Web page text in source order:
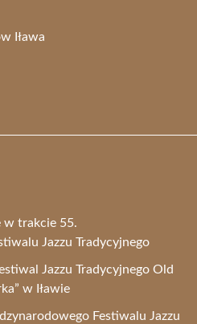
Iława
w trakcie 55.
Jazzu Tradycyjnego
Jazzu Tradycyjnego Old
w Iławie
Festiwalu Jazzu